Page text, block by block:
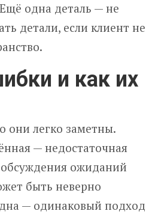
одна деталь — не
детали, если клиент не
и как их
они легко заметны.
— недостаточная
ожиданий
быть неверно
— одинаковый подход